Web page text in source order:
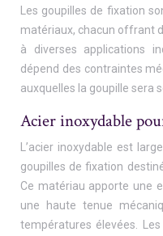
Les goupilles de fixation
matériaux, chacun offrant
à diverses applications
dépend des contraintes
auxquelles la goupille sera
Acier inoxydable
L’acier inoxydable est
goupilles de fixation
Ce matériau apporte une
une haute tenue
températures élevées.